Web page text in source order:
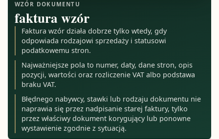
WZÓR DOKUMENTU
faktura wzór
Faktura wzór działa dobrze tylko wtedy, gdy
odpowiada rodzajowi sprzedaży i statusowi
podatkowemu stron.
Najważniejsze pola to numer, daty, dane stron, opis
pozycji, wartości oraz rozliczenie VAT albo podstawa
braku VAT.
Błędnego nabywcy, stawki lub rodzaju dokumentu nie
naprawia się przez nadpisanie starej faktury, tylko
przez właściwy dokument korygujący lub ponowne
wystawienie zgodnie z sytuacją.